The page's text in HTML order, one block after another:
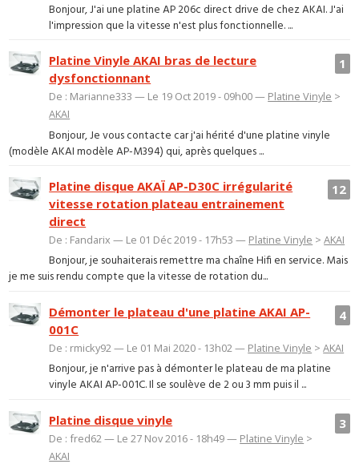
Bonjour, J'ai une platine AP 206c direct drive de chez AKAI. J'ai
l'impression que la vitesse n'est plus fonctionnelle. ...
1
Platine Vinyle AKAI bras de lecture
dysfonctionnant
De : Marianne333 — Le 19 Oct 2019 - 09h00 — Platine Vinyle >
AKAI
Bonjour, Je vous contacte car j'ai hérité d'une platine vinyle
(modèle AKAI modèle AP-M394) qui, après quelques ...
12
Platine disque AKAÏ AP-D30C irrégularité
vitesse rotation plateau entrainement
direct
De : Fandarix — Le 01 Déc 2019 - 17h53 — Platine Vinyle >AKAI
Bonjour, je souhaiterais remettre ma chaîne Hifi en service. Mais
je me suis rendu compte que la vitesse de rotation du...
4
Démonter le plateau d'une platine AKAI AP-
001C
De : rmicky92 — Le 01 Mai 2020 - 13h02 — Platine Vinyle >AKAI
Bonjour, je n'arrive pas à démonter le plateau de ma platine
vinyle AKAI AP-001C. Il se soulève de 2 ou 3 mm puis il ...
3
Platine disque vinyle
De : fred62 — Le 27 Nov 2016 - 18h49 — Platine Vinyle >
AKAI